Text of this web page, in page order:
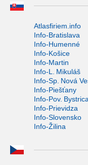
Atlasfiriem.info
Info-Bratislava
Info-Humenné
Info-Košice
Info-Martin
Info-L. Mikuláš
Info-Sp. Nová
Info-Piešťany
Info-Pov. Bystrica
Info-Prievidza
Info-Slovensko
Info-Žilina